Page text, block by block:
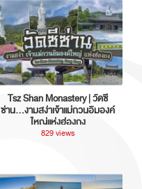
Tsz Shan Monastery | วัดซี
ซ่าน…งามสง่าเจ้าแม่กวนอิมองค์
ใหญ่แห่งฮ่องกง
829 views